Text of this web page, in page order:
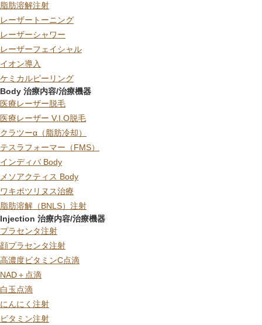
脂肪溶解注射
レーザートーニング
レーザーシャワー
レーザーフェイシャル
イオン導入
ケミカルピーリング
Body 治療内容/治療機器
医療レーザー脱毛
医療レーザー V.I.O脱毛
クラツーα（脂肪冷却）
テスラフォーマー（FMS）
インディバ Body
メソアクティス Body
ワキボツリヌス治療
脂肪溶解（BNLS）注射
Injection 治療内容/治療機器
プラセンタ注射
顔プラセンタ注射
高濃度ビタミンC点滴
NAD＋点滴
白玉点滴
にんにく注射
ビタミン注射